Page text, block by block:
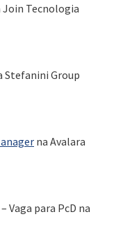
Join Tecnologia
Stefanini Group
na Avalara
– Vaga para PcD na